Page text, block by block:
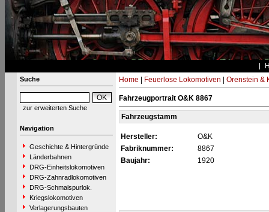
Suche
zur erweiterten Suche
Navigation
Geschichte & Hintergründe
Länderbahnen
DRG-Einheitslokomotiven
DRG-Zahnradlokomotiven
DRG-Schmalspurlok.
Kriegslokomotiven
Verlagerungsbauten
Home Feuerlose Lokomotiven Orenstein &
Fahrzeugportrait O&K 8867
Fahrzeugstamm
Hersteller:
O&K
Fabriknummer:
8867
Baujahr:
1920